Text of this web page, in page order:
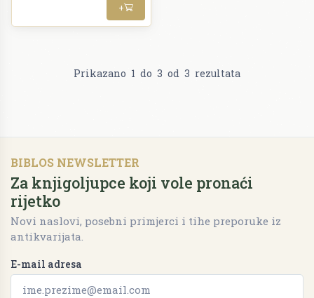
+
Prikazano 1 do 3 od 3 rezultata
BIBLOS NEWSLETTER
Za knjigoljupce koji vole pronaći
rijetko
Novi naslovi, posebni primjerci i tihe preporuke iz
antikvarijata.
E-mail adresa